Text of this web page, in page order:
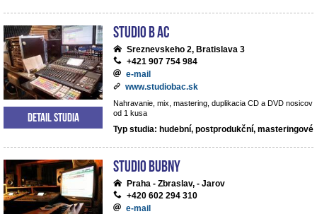
Studio B AC
Sreznevskeho 2, Bratislava 3
+421 907 754 984
e-mail
www.studiobac.sk
Nahravanie, mix, mastering, duplikacia CD a DVD nosicov
od 1 kusa
Typ studia: hudební, postprodukční, masteringové
Detail studia
Studio BUBNY
Praha - Zbraslav, - Jarov
+420 602 294 310
e-mail